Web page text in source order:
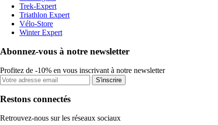
Trek-Expert
Triathlon Expert
Vélo-Store
Winter Expert
Abonnez-vous à notre newsletter
Profitez de -10% en vous inscrivant à notre newsletter
S'inscrire
Restons connectés
Retrouvez-nous sur les réseaux sociaux